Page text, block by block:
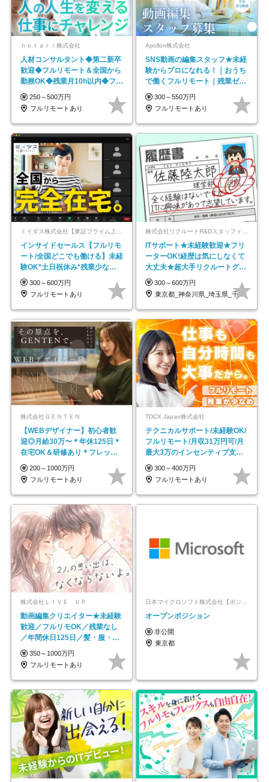
ｎｏｔａｒｉ株式会社
人材コンサルタント◆第二新卒
歓迎◆フルリモート＆全国から
勤務OK◆残業月10h以内◆フレ
ックス制
250～500万円
フルリモートあり
Apollon株式会社
SNS動画の編集スタッフ★未経
験からプロになれる！｜おうち
で働くフルリモート｜残業ゼロ
で18時退勤◎
300～550万円
フルリモートあり
インサイドセールス【フルリモ
ート/全国どこでも働ける】未経
験OK*土日祝休み*残業少なめ*
在宅勤務手当あり
300～600万円
フルリモートあり
ITサポート★未経験歓迎★フリ
ーターOK!経歴は気にしなくて
大丈夫★超大手リクルートグル
ープの正社員/sg
300～600万円
東京都_神奈川県_埼玉県_千葉県_大阪府…
株式会社ＧＥＮＴＥＮ
【WEBデザイナー】初⼼者歓
迎◎⽉給30万〜＊年休125⽇＊
在宅OK＆研修あり＊フレック
ス
200～1000万円
フルリモートあり
TDCX Japan株式会社
テクニカルサポート/未経験OK/
フルリモート/月収31万円可/月
最大3万のインセンティブ支給/
平均年齢33歳
300～400万円
フルリモートあり
株式会社ＬＩＶＥ ＵＰ
動画編集クリエイター★未経験
歓迎／フルリモOK／残業なし
／年間休日125日／髪・服・ネ
イル自由／研修充実で安心
350～1000万円
フルリモートあり
日本マイクロソフト株式会社【ポジションマッチ登録】
オープンポジション
非公開
東京都